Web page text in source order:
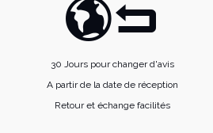
30 Jours pour changer d'avis
A partir de la date de réception
Retour et échange facilités